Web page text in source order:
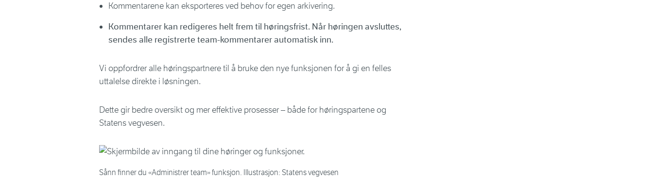
Kommentarene kan eksporteres ved behov for egen arkivering.
Kommentarer kan redigeres helt frem til høringsfrist. Når høringen avsluttes,
sendes alle registrerte team-kommentarer automatisk inn.
Vi oppfordrer alle høringspartnere til å bruke den nye funksjonen for å gi en felles
uttalelse direkte i løsningen.
Dette gir bedre oversikt og mer effektive prosesser – både for høringspartene og
Statens vegvesen.
Sånn finner du «Administrer team» funksjon. Illustrasjon: Statens vegvesen